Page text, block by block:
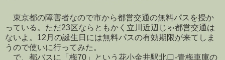
東京都の障害者なので市から都営交通の無料パスを授か
っている。ただ23区ならともかく立川近辺じゃ都営交通は
ないよ。12月の誕生日には無料パスの有効期限が来てしま
うので使いに行ってみた。
で、都バスに「梅70」という花小金井駅北口-青梅車庫の